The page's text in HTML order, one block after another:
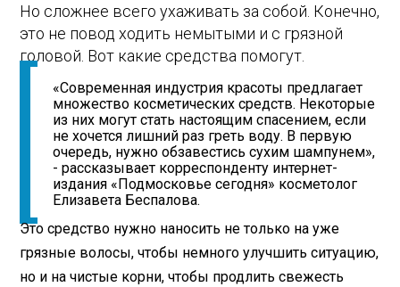
Но сложнее всего ухаживать за собой. Конечно,
это не повод ходить немытыми и с грязной
головой. Вот какие средства помогут.
«Современная индустрия красоты предлагает
множество косметических средств. Некоторые
из них могут стать настоящим спасением, если
не хочется лишний раз греть воду. В первую
очередь, нужно обзавестись сухим шампунем»,
- рассказывает корреспонденту интернет-
издания «Подмосковье сегодня» косметолог
Елизавета Беспалова.
Это средство нужно наносить не только на уже
грязные волосы, чтобы немного улучшить ситуацию,
но и на чистые корни, чтобы продлить свежесть